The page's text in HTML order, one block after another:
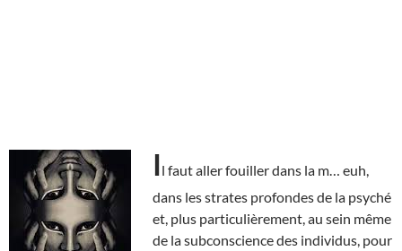
Il faut aller fouiller dans la m… euh,
dans les strates profondes de la psyché
et, plus particulièrement, au sein même
de la subconscience des individus, pour